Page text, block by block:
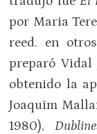
por Maria
reed. en
preparó Vidal
obtenido la
Joaquim
1980),